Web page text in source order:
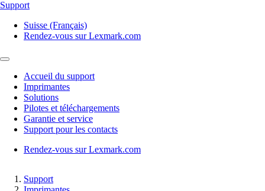
Support
Suisse (Français)
Rendez-vous sur Lexmark.com
Accueil du support
Imprimantes
Solutions
Pilotes et téléchargements
Garantie et service
Support pour les contacts
Rendez-vous sur Lexmark.com
Support